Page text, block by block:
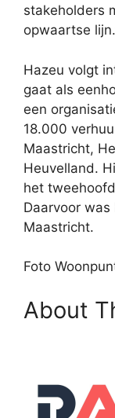
stakeholders
opwaartse
Hazeu volgt
gaat als
een
18.000
Maastricht,
Heuvelland.
het
Daarvoor
Maastricht.
Foto
About